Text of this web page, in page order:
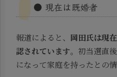
● 現在は既婚者
報道によると、 岡田氏は現
認されています。初当選直
になって家庭を持ったとの情